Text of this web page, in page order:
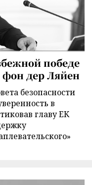
победе
фон дер Ляйен
безопасности
в
главу ЕК